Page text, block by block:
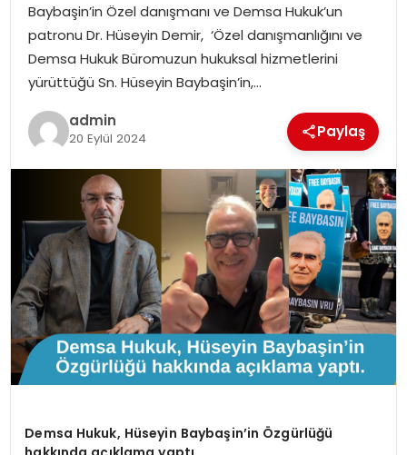
SPOR
TEKNOLOJI
YAŞAM
Baybaşin’in Özel danışmanı ve Demsa Hukuk’un
patronu Dr. Hüseyin Demir, ‘Özel danışmanlığını ve
Demsa Hukuk Büromuzun hukuksal hizmetlerini
yürüttüğü Sn. Hüseyin Baybaşin’in,…
admin
20 Eylül 2024 Paylaş
Demsa Hukuk, Hüseyin Baybaşin’in Özgürlüğü